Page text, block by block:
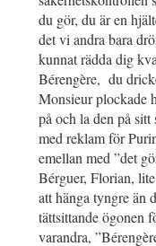
du gör, du är en
det vi andra bara
kunnat rädda dig
Bérengère, du
Monsieur plockade
på och la den på
med reklam för
emellan med ”det
Bérguer, Florian,
att hänga tyngre än
tättsittande ögonen
varandra,